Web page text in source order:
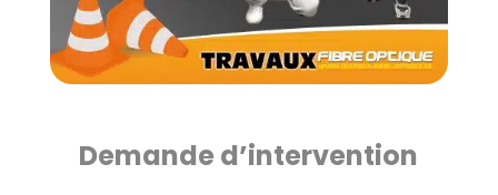
Demande d’intervention